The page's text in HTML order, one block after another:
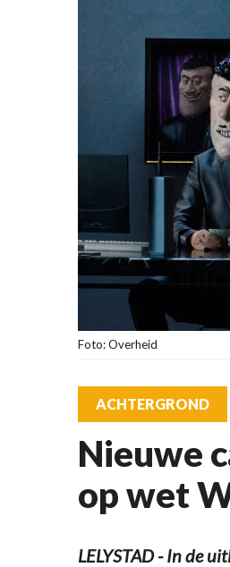
Foto: Overheid
ACHTERGROND
Nieuwe
op wet
LELYSTAD - In de